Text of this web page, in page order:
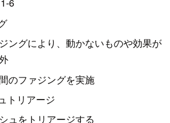
6
ングにより、動かないものや効果が
のファジングを実施
トリアージ
ュをトリアージする